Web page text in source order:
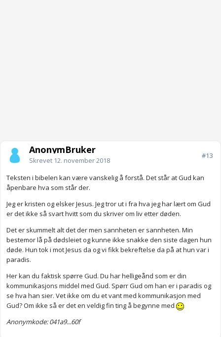
AnonymBruker
Skrevet 12. november 2018
#13
Teksten i bibelen kan være vanskelig å forstå. Det står at Gud kan
åpenbare hva som står der.
Jeg er kristen og elsker Jesus. Jeg tror ut i fra hva jeg har lært om Gud
er det ikke så svart hvitt som du skriver om liv etter døden.
Det er skummelt alt det der men sannheten er sannheten. Min
bestemor lå på dødsleiet og kunne ikke snakke den siste dagen hun
døde. Hun tok i mot Jesus da og vi fikk bekreftelse da på at hun var i
paradis.
Her kan du faktisk spørre Gud. Du har helligeånd som er din
kommunikasjons middel med Gud. Spørr Gud om han er i paradis og
se hva han sier. Vet ikke om du et vant med kommunikasjon med
Gud? Om ikke så er det en veldig fin ting å begynne med
Anonymkode: 041a9...60f